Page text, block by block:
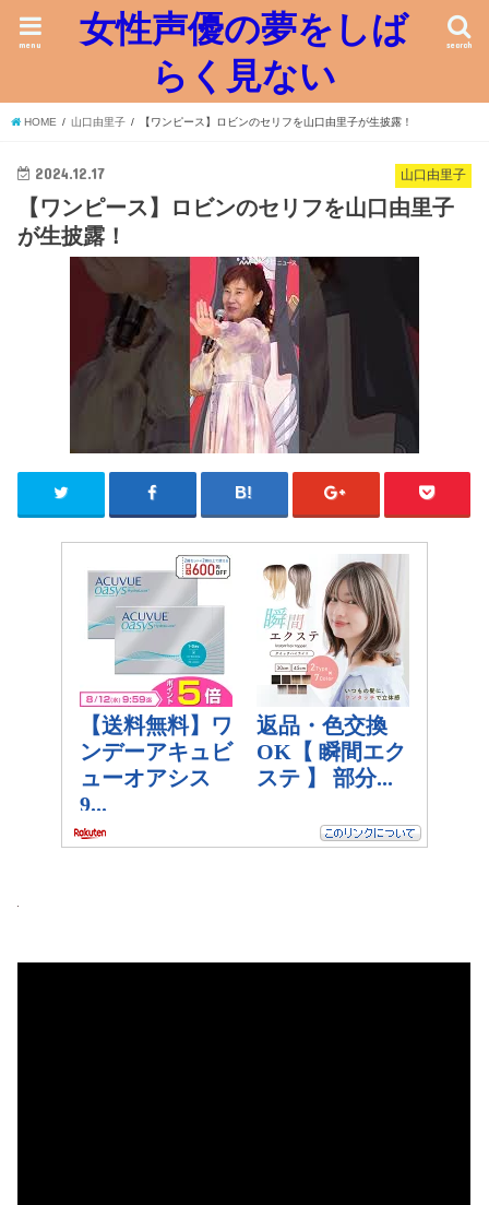
女性声優の夢をしば
らく見ない
search
menu
HOME 山口由里子 【ワンピース】ロビンのセリフを山口由里子が生披露！
山口由里子
2024.12.17
【ワンピース】ロビンのセリフを山口由里子
が生披露！